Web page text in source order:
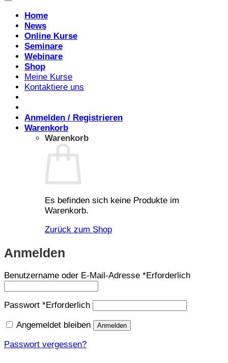
Home
News
Online Kurse
Seminare
Webinare
Shop
Meine Kurse
Kontaktiere uns
Anmelden / Registrieren
Warenkorb
Warenkorb
Es befinden sich keine Produkte im
Warenkorb.
Zurück zum Shop
Anmelden
Benutzername oder E-Mail-Adresse *Erforderlich
Passwort *Erforderlich
Angemeldet bleiben Anmelden
Passwort vergessen?